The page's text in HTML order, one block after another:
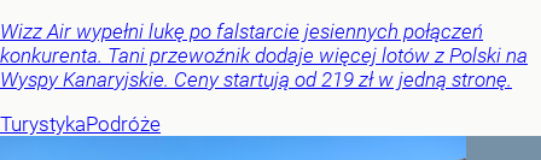
Wizz Air wypełni lukę po falstarcie jesiennych połączeń
konkurenta. Tani przewoźnik dodaje więcej lotów z Polski na
Wyspy Kanaryjskie. Ceny startują od 219 zł w jedną stronę.
TurystykaPodróże